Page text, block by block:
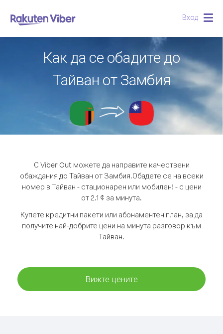
Вход
Как да се обадите до
Тайван от Замбия
С Viber Out можете да направите качествени
обаждания до Тайван от Замбия.Обадете се на всеки
номер в Тайван - стационарен или мобилен! - с цени
от 2.1 ¢ за минута.
Купете кредитни пакети или абонаментен план, за да
получите най-добрите цени на минута разговор към
Тайван.
Вижте цените